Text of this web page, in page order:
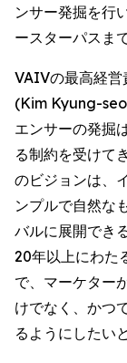
ンサー発掘を行
ースターパスま
VAIVの最高経営
(Kim Kyung-
エンサーの発掘
る制約を受けて
のビジョンは、
ンプルで自然な
バルに展開でき
20年以上にわた
で、マーケター
けでなく、かつ
るようにしたい